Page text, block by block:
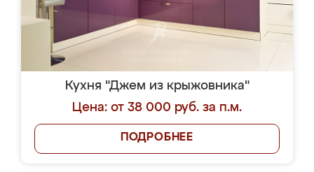
Кухня "Джем из крыжовника"
Цена: от 38 000 руб. за п.м.
ПОДРОБНЕЕ